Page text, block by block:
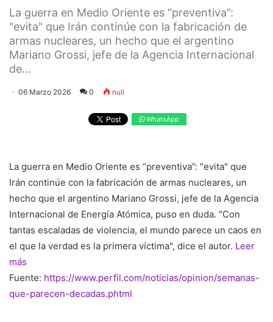
La guerra en Medio Oriente es “preventiva”:
"evita" que Irán continúe con la fabricación de
armas nucleares, un hecho que el argentino
Mariano Grossi, jefe de la Agencia Internacional
de...
06 Marzo 2026 0 null
WhatsApp
La guerra en Medio Oriente es “preventiva”: "evita" que
Irán continúe con la fabricación de armas nucleares, un
hecho que el argentino Mariano Grossi, jefe de la Agencia
Internacional de Energía Atómica, puso en duda. "Con
tantas escaladas de violencia, el mundo parece un caos en
el que la verdad es la primera víctima", dice el autor. Leer
más
Fuente: https://www.perfil.com/noticias/opinion/semanas-
que-parecen-decadas.phtml